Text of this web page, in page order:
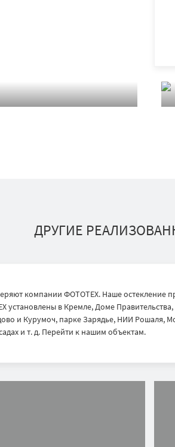
ДРУГИЕ
компании ФОТОТЕХ. Наше остекление
в Кремле, Доме
и Курумоч, парке Зарядье, НИИ Рошаля,
и т. д. Перейти к нашим объектам.